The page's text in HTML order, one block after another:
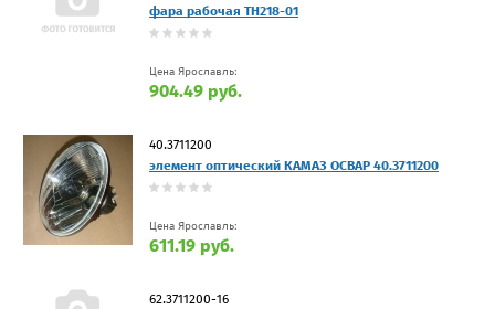
фара рабочая ТН218-01
Цена Ярославль:
904.49 руб.
40.3711200
элемент оптический КАМАЗ ОСВАР 40.3711200
Цена Ярославль:
611.19 руб.
62.3711200-16